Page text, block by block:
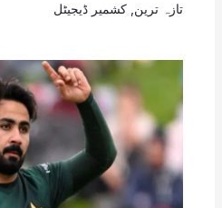
تازہ ترین کشمیر ڈیجیٹل